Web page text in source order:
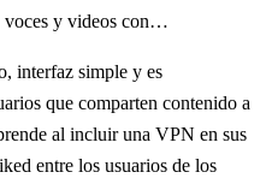
voces y videos con…
interfaz simple y es
que comparten contenido a
al incluir una VPN en sus
entre los usuarios de los